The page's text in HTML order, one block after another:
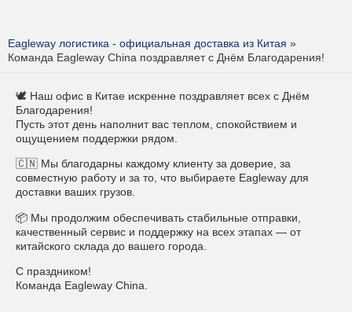
Eagleway логистика - официальная доставка из Китая »
Команда Eagleway China поздравляет с Днём Благодарения!
🕊 Наш офис в Китае искренне поздравляет всех с Днём
Благодарения!
Пусть этот день наполнит вас теплом, спокойствием и
ощущением поддержки рядом.
🇨🇳 Мы благодарны каждому клиенту за доверие, за
совместную работу и за то, что выбираете Eagleway для
доставки ваших грузов.
📦 Мы продолжим обеспечивать стабильные отправки,
качественный сервис и поддержку на всех этапах — от
китайского склада до вашего города.
С праздником!
Команда Eagleway China.